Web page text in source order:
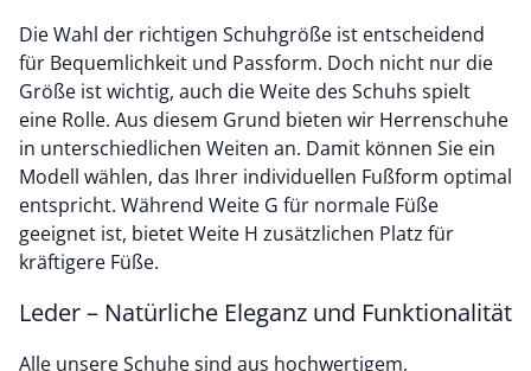
Die Wahl der richtigen Schuhgröße ist entscheidend
für Bequemlichkeit und Passform. Doch nicht nur die
Größe ist wichtig, auch die Weite des Schuhs spielt
eine Rolle. Aus diesem Grund bieten wir Herrenschuhe
in unterschiedlichen Weiten an. Damit können Sie ein
Modell wählen, das Ihrer individuellen Fußform optimal
entspricht. Während Weite G für normale Füße
geeignet ist, bietet Weite H zusätzlichen Platz für
kräftigere Füße.
Leder – Natürliche Eleganz und Funktionalität
Alle unsere Schuhe sind aus hochwertigem,